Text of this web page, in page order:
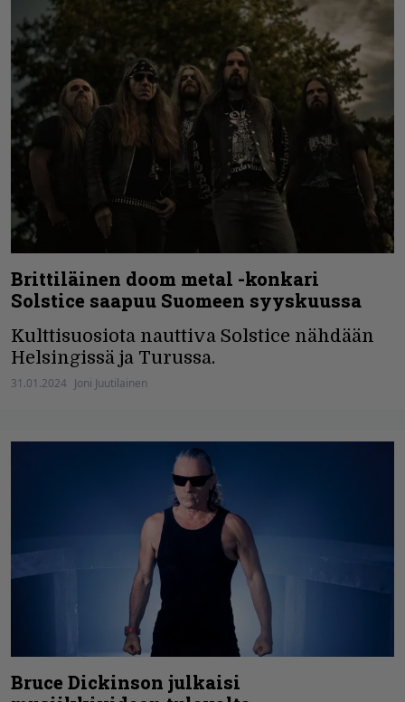
Brittiläinen doom metal -konkari
Solstice saapuu Suomeen syyskuussa
Kulttisuosiota nauttiva Solstice nähdään
Helsingissä ja Turussa.
31.01.2024 Joni Juutilainen
Bruce Dickinson julkaisi